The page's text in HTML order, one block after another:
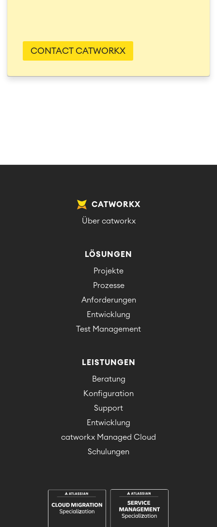
CONTACT CATWORKX
CATWORKX
Über catworkx
LÖSUNGEN
Projekte
Prozesse
Anforderungen
Entwicklung
Test Management
LEISTUNGEN
Beratung
Konfiguration
Support
Entwicklung
catworkx Managed Cloud
Schulungen